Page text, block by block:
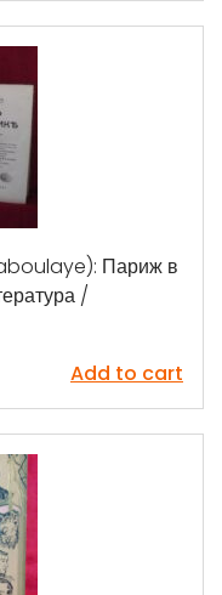
Париж в
/
Add to cart